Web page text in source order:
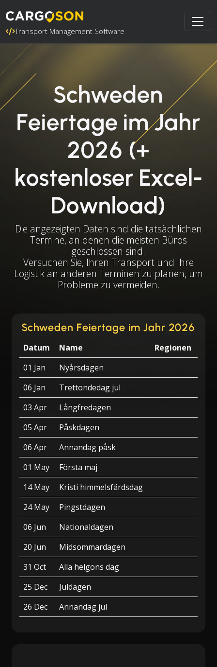
Transport Management Software
Schweden
Feiertage im Jahr
2026 (+
kostenloser Excel-
Download)
Die angezeigten Daten sind die tatsächlichen
Termine, an denen die meisten Büros
geschlossen sind.
Versuchen Sie, Ihren Transport und Ihre
Logistik an anderen Terminen zu planen, um
Probleme zu vermeiden.
Schweden Feiertage im Jahr 2026
Datum Name
Regionen
01 Jan
Nyårsdagen
06 Jan
Trettondedag jul
03 Apr
Långfredagen
05 Apr
Påskdagen
06 Apr
Annandag påsk
01 May
Första maj
14 May
Kristi himmelsfärdsdag
24 May
Pingstdagen
06 Jun
Nationaldagen
20 Jun
Midsommardagen
31 Oct
Alla helgons dag
25 Dec
Juldagen
26 Dec
Annandag jul